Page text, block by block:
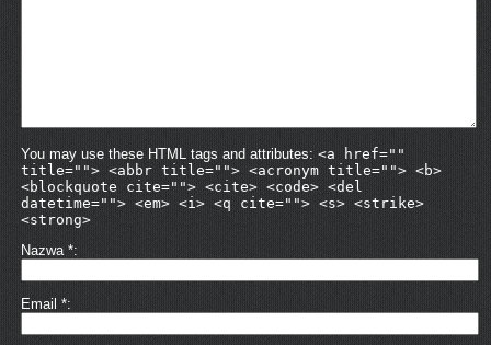
You may use these HTML tags and attributes: <a href=""
title=""> <abbr title=""> <acronym title=""> <b>
<blockquote cite=""> <cite> <code> <del
datetime=""> <em> <i> <q cite=""> <s> <strike>
<strong>
Nazwa *
Email *